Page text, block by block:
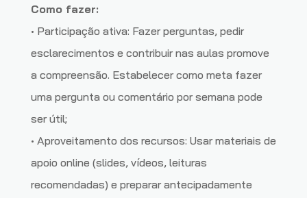
Como fazer:
• Participação ativa: Fazer perguntas, pedir
esclarecimentos e contribuir nas aulas promove
a compreensão. Estabelecer como meta fazer
uma pergunta ou comentário por semana pode
ser útil;
• Aproveitamento dos recursos: Usar materiais de
apoio online (slides, vídeos, leituras
recomendadas) e preparar antecipadamente